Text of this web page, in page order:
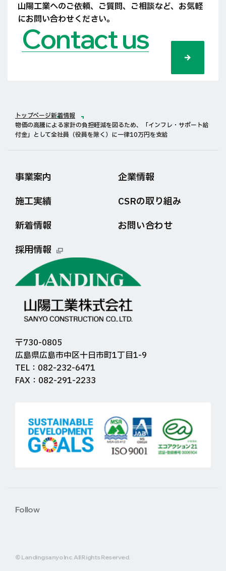
山陽工業へのご依頼、ご質問、ご相談など、 お気軽
にお問い合わせください。
Contact us
トップページ新着情報
物価の高騰による家計の負担軽減を図るため、「インフレ・サポート給
付金」として全社員（役員を除く）に一律10万円を支給
事業案内
企業情報
施工実績
CSRの取り組み
新着情報
お問い合わせ
採用情報
〒730-0805
広島県広島市中区十日市町1丁目1-9
TEL：082-232-6471
FAX：082-291-2233
Follow
© Landingsanyo Inc. All Rights Reserved.